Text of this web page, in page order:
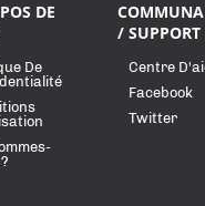
DE
De
/ SUPPORT
Centre
Facebook
Twitter